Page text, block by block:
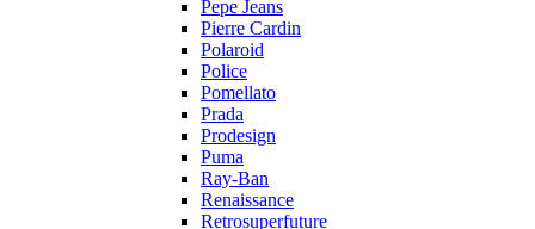
Pepe Jeans
Pierre Cardin
Polaroid
Police
Pomellato
Prada
Prodesign
Puma
Ray-Ban
Renaissance
Retrosuperfuture